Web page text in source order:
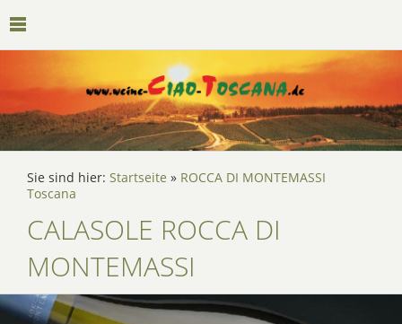
Sie sind hier: Startseite » ROCCA DI MONTEMASSI
Toscana
CALASOLE ROCCA DI
MONTEMASSI